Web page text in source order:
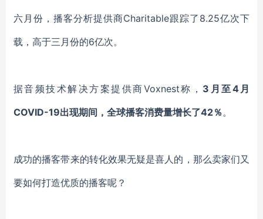
六月份 ，播客分析提供商Charitable跟踪了8.25亿次下
载，高于三月份的6亿次。
据音频技术解决方案提供商Voxnest称， 3月至4月
COVID-19出现期间，全球播客消费量增长了42％。
成功的播客带来的转化效果无疑是喜人的，那么卖家们又
要如何打造优质的播客呢？